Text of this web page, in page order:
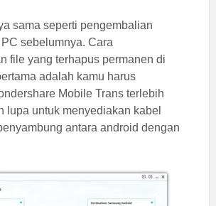
sama seperti pengembalian
sebelumnya. Cara
file yang terhapus permanen di
adalah kamu harus
Mobile Trans terlebih
lupa untuk menyediakan kabel
antara android dengan